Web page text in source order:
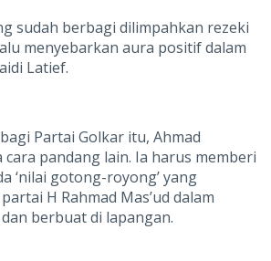
sudah berbagi dilimpahkan rezeki
menyebarkan aura positif dalam
Latief.
Partai Golkar itu, Ahmad
pandang lain. Ia harus memberi
‘nilai gotong-royong’ yang
H Rahmad Mas’ud dalam
berbuat di lapangan.